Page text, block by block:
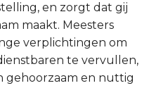
en zorgt dat gij
maakt. Meesters
verplichtingen om
te vervullen,
gehoorzaam en nuttig